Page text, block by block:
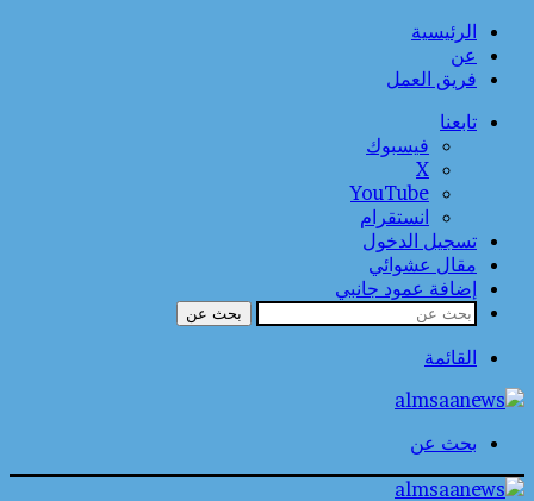
الرئيسية
عن
فريق العمل
تابعنا
فيسبوك
‫X
‫YouTube
انستقرام
تسجيل الدخول
مقال عشوائي
إضافة عمود جانبي
بحث عن
القائمة
بحث عن